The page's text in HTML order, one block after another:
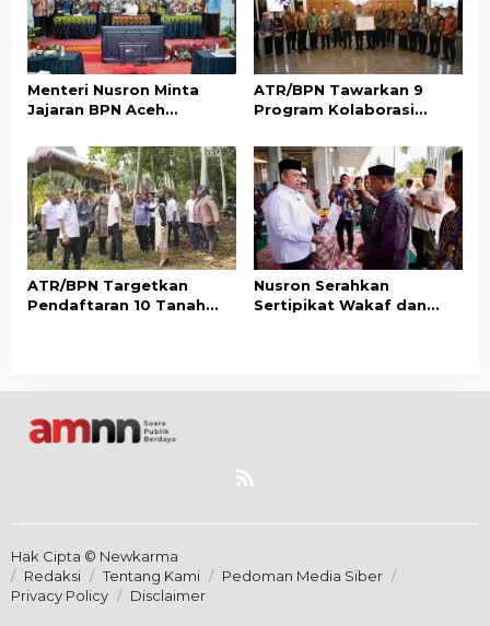
Menteri Nusron Minta
Jajaran BPN Aceh
Layanan Pertanahan
Berbasis Kepuasan
Masyarakat
ATR/BPN Tawarkan 9
Program Kolaborasi
untuk Perkuat Layanan
Pertanahan
ATR/BPN Targetkan
Pendaftaran 10 Tanah
Nusron Serahkan
Sertipikat Wakaf dan
Hak Cipta © Newkarma
Redaksi
Tentang Kami
Pedoman Media Siber
Privacy Policy
Disclaimer